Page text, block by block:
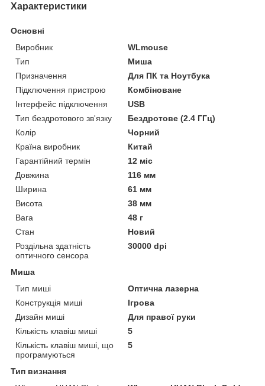
Характеристики
Основні
Виробник
WLmouse
Тип
Миша
Призначення
Для ПК та Ноутбука
Підключення пристрою
Комбіноване
Інтерфейс підключення
USB
Тип бездротового зв'язку
Бездротове (2.4 ГГц)
Колір
Чорний
Країна виробник
Китай
Гарантійний термін
12 міс
Довжина
116 мм
Ширина
61 мм
Висота
38 мм
Вага
48 г
Стан
Новий
Роздільна здатність
оптичного сенсора
30000 dpi
Миша
Тип миші
Оптична лазерна
Конструкція миші
Ігрова
Дизайн миші
Для правої руки
Кількість клавіш миші
5
Кількість клавіш миші, що
програмуються
5
Тип визнання